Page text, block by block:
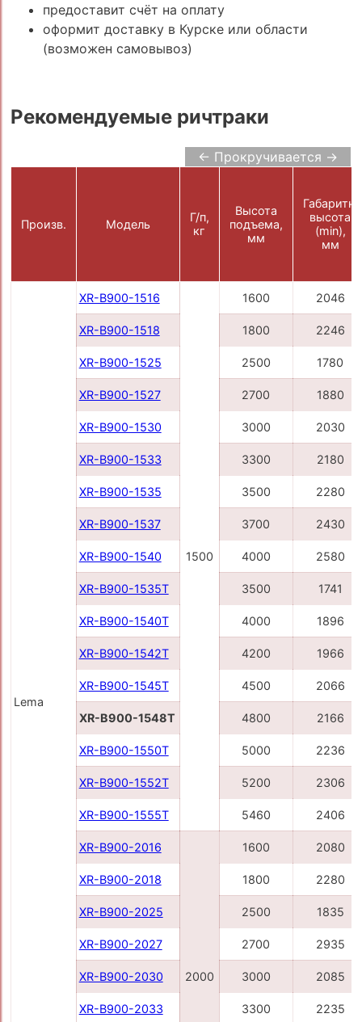
предоставит счёт на оплату
оформит доставку в Курске или области
(возможен самовывоз)
Рекомендуемые ричтраки
← Прокручивается →
Произв. Модель
Г/п,
кг
Высота
подъема,
мм
Габаритн.
высота
(min),
мм
Lema
XR-B900-1516
1500
1600 2046
XR-B900-1518 1800 2246
XR-B900-1525 2500 1780
XR-B900-1527 2700 1880
XR-B900-1530 3000 2030
XR-B900-1533 3300 2180
XR-B900-1535 3500 2280
XR-B900-1537 3700 2430
XR-B900-1540 4000 2580
XR-B900-1535Т 3500 1741
XR-B900-1540Т 4000 1896
XR-B900-1542Т 4200 1966
XR-B900-1545Т 4500 2066
XR-B900-1548Т 4800 2166
XR-B900-1550Т 5000 2236
XR-B900-1552Т 5200 2306
XR-B900-1555T 5460 2406
XR-B900-2016
2000
1600 2080
XR-B900-2018 1800 2280
XR-B900-2025 2500 1835
XR-B900-2027 2700 2935
XR-B900-2030 3000 2085
XR-B900-2033 3300 2235